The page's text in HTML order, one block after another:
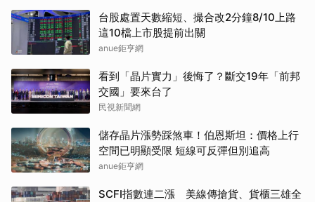
台股處置天數縮短、撮合改2分鐘8/10上路
這10檔上市股提前出關
anue鉅亨網
看到「晶片實力」後悔了？斷交19年「前邦
交國」要來台了
民視新聞網
儲存晶片漲勢踩煞車！伯恩斯坦：價格上行
空間已明顯受限 短線可反彈但別追高
anue鉅亨網
SCFI指數連二漲 美線傳搶貨、貨櫃三雄全